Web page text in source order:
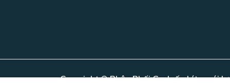
Copyright © Phân Phối Gạch ốp lát, ngói